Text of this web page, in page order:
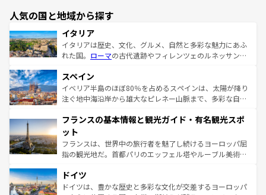
人気の国と地域から探す
イタリア
イタリアは歴史、文化、グルメ、自然と多彩な魅力にあふ
れた国。 ローマの古代遺跡やフィレンツェのルネッサンス
ろん、トスカーナの美しい田園風景やアマルフィ海岸の絶
景など、自然景観も見逃せない。観光の合間には、本場の
ピザやパスタなど、絶品のイタリア料理を堪能することも
ませてくれるイタリアで、忘れられない旅をしてみよう！
なお、新着のイタリア情報は
しい。
スペイン
イベリア半島のほぼ80％を占めるスペインは、太陽が降り
注ぐ地中海沿岸から雄大なピレネー山脈まで、多彩な自然
文化が根付くこの国では、情熱的なフラメンコ、熱気あふ
れる闘牛、そして美味しいタパスが生活の一部となってい
る。首都マドリードの洗練された雰囲気や、バルセロナの
アートに溢れた街角から、地方では古代ローマ遺跡や中世
せる。地方によって風土や気候が異なるスペインはその個
性で訪れる人を魅了する。 なお、新着のスペイン情報は コ
フランスの基本情報と観光ガイド・有名観光スポ
ット
フランスは、世界中の旅行者を魅了し続けるヨーロッパ屈
指の観光地だ。首都パリのエッフェル塔やルーブル美術館
で、幅広い魅力が詰まっている。華麗な宮殿、歴史的な大
聖堂、美しいビーチ、そして豊かな自然が、訪れる者を心
ドイツ
ドイツは、豊かな歴史と多彩な文化が交差するヨーロッパ